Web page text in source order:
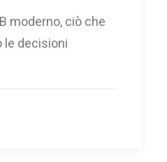
moderno, ciò che
le decisioni